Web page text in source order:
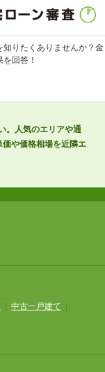
りたくありませんか？金
回答！
。人気のエリアや通
や価格相場を近隣エ
中古一戸建て